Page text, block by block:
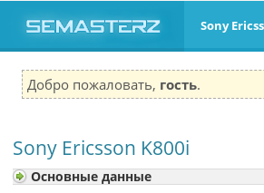
Sony
Добро пожаловать, гость.
Sony Ericsson K800i
Основные данные